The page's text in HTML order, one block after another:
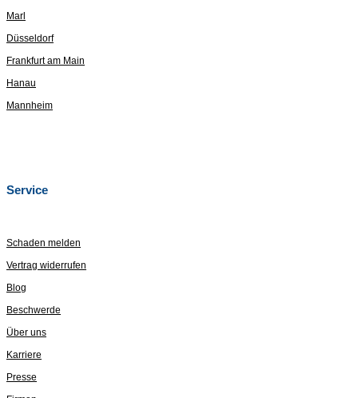
Marl
Düsseldorf
Frankfurt am Main
Hanau
Mannheim
Service
Schaden melden
Vertrag widerrufen
Blog
Beschwerde
Über uns
Karriere
Presse